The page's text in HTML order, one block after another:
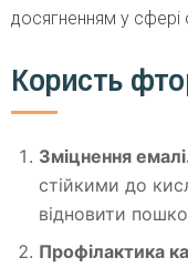
досягненням у сфері
Користь
Зміцнення
стійкими до
відновити
Профілактика